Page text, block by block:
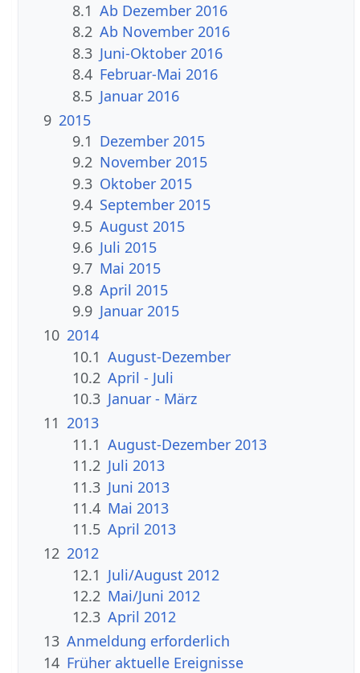
8.1 Ab Dezember 2016
8.2 Ab November 2016
8.3 Juni-Oktober 2016
8.4 Februar-Mai 2016
8.5 Januar 2016
9 2015
9.1 Dezember 2015
9.2 November 2015
9.3 Oktober 2015
9.4 September 2015
9.5 August 2015
9.6 Juli 2015
9.7 Mai 2015
9.8 April 2015
9.9 Januar 2015
10 2014
10.1 August-Dezember
10.2 April - Juli
10.3 Januar - März
11 2013
11.1 August-Dezember 2013
11.2 Juli 2013
11.3 Juni 2013
11.4 Mai 2013
11.5 April 2013
12 2012
12.1 Juli/August 2012
12.2 Mai/Juni 2012
12.3 April 2012
13 Anmeldung erforderlich
14 Früher aktuelle Ereignisse